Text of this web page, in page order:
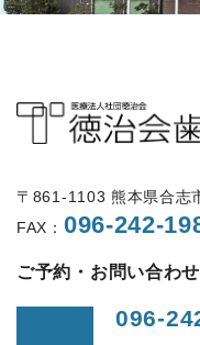
〒861-1103 熊本県合志
FAX： 096-242-
ご予約・お問い合わせ
096-